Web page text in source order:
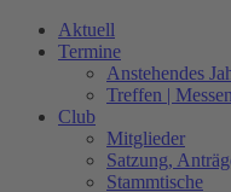
Aktuell
Termine
Anstehendes
Treffen | Messen
Club
Mitglieder
Satzung,
Stammtische